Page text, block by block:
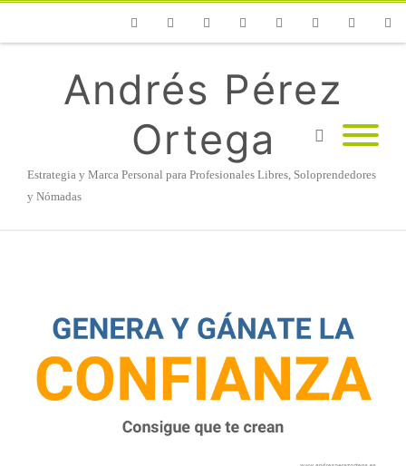
Andrés Pérez
Ortega
Estrategia y Marca Personal para Profesionales Libres, Soloprendedores
y Nómadas